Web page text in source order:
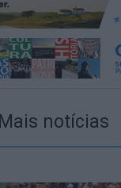
Mais notícias